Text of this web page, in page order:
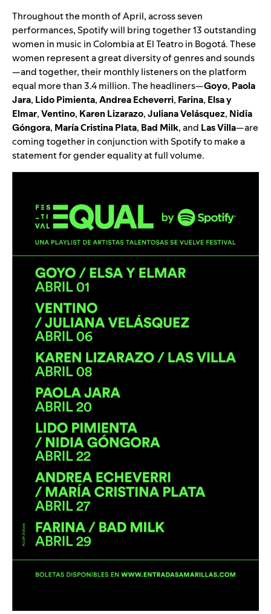
Throughout the month of April, across seven
performances, Spotify will bring together 13 outstanding
women in music in Colombia at El Teatro in Bogotá. These
women represent a great diversity of genres and sounds
—and together, their monthly listeners on the platform
equal more than 3.4 million. The headliners—Goyo, Paola
Jara, LidoPimienta,AndreaEcheverri, Farina, Elsay
Elmar,Ventino, Karen Lizarazo,JulianaVelásquez, Nidia
Góngora, MaríaCristinaPlata, Bad Milk, and LasVilla—are
coming together in conjunction with Spotify to make a
statement for gender equality at full volume.